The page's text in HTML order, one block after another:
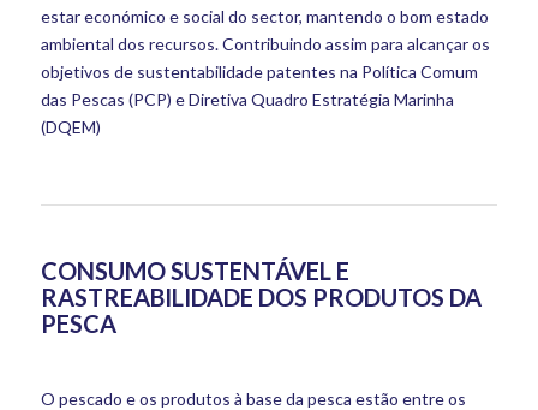
estar económico e social do sector, mantendo o bom estado
ambiental dos recursos. Contribuindo assim para alcançar os
objetivos de sustentabilidade patentes na Política Comum
das Pescas (PCP) e Diretiva Quadro Estratégia Marinha
(DQEM)
CONSUMO SUSTENTÁVEL E
RASTREABILIDADE DOS PRODUTOS DA
PESCA
O pescado e os produtos à base da pesca estão entre os